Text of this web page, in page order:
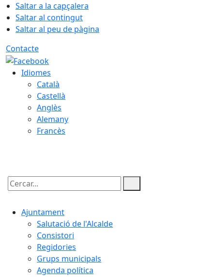
Saltar a la capçalera
Saltar al contingut
Saltar al peu de pàgina
Contacte
Idiomes
Català
Castellà
Anglès
Alemany
Francès
Cercar:
Ajuntament
Salutació de l'Alcalde
Consistori
Regidories
Grups municipals
Agenda política